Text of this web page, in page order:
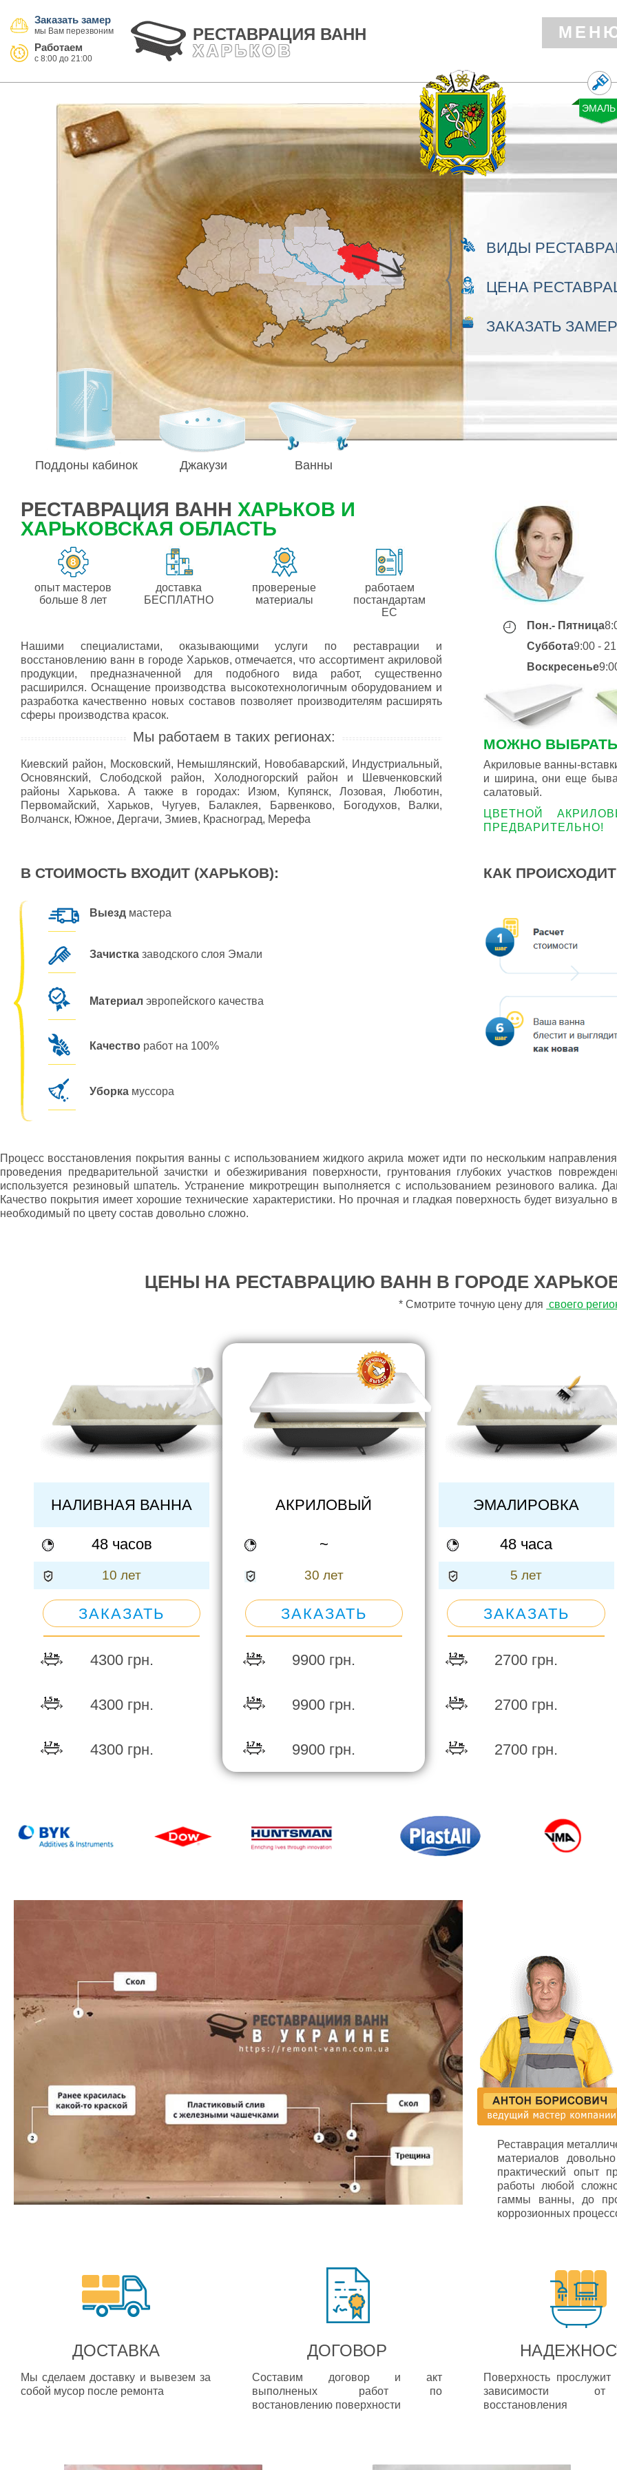
Работаем
Заказать замер
РЕСТАВРАЦИЯ ВАНН
ХАРЬКОВ
Поддоны кабинок Джакузи Ванны
ВИДЫ
ЦЕНА
ЗАКАЗАТЬ ЗАМЕР
РЕСТАВРАЦИЯ ВАНН ХАРЬКОВ И
ХАРЬКОВСКАЯ ОБЛАСТЬ
опыт мастеров
больше 8 лет
доставка
БЕСПЛАТНО
провереные
материалы
работаем
постандартам
ЕС
Нашими специалистами, оказывающими услуги по реставрации и
восстановлению ванн в городе Харьков, отмечается, что ассортимент акриловой
продукции, предназначенной для подобного вида работ, существенно
расширился. Оснащение производства высокотехнологичным оборудованием и
разработка качественно новых составов позволяет производителям расширять
сферы производства красок.
Мы работаем в таких регионах:
Киевский район, Московский, Немышлянский, Новобаварский, Индустриальный,
Основянский, Слободской район, Холодногорский район и Шевченковский
районы Харькова. А также в городах: Изюм, Купянск, Лозовая, Люботин,
Первомайский, Харьков, Чугуев, Балаклея, Барвенково, Богодухов, Валки,
Волчанск, Южное, Дергачи, Змиев, Красноград, Мерефа
Пон.- Пятница
Суббота9:00 -
Воскресенье
МОЖНО
Акриловые ванны-
и ширина, они еще
салатовый.
ЦВЕТНОЙ
ПРЕДВАРИТЕЛЬНО!
В СТОИМОСТЬ ВХОДИТ (ХАРЬКОВ):
Выездмастера
Зачистказаводского слоя Эмали
Материал эвропейского качества
Качестворабот на 100%
Уборкамуссора
КАК
Процесс восстановления покрытия ванны с использованием жидкого акрила может идти по нескольким
проведения предварительной зачистки и обезжиривания поверхности, грунтования глубоких участков
используется резиновый шпатель. Устранение микротрещин выполняется с использованием резинового валика.
Качество покрытия имеет хорошие технические характеристики. Но прочная и гладкая поверхность будет
необходимый по цвету состав довольно сложно.
ЦЕНЫ НА РЕСТАВРАЦИЮ ВАНН В ГОРОДЕ
* Смотрите точную цену для своего
НАЛИВНАЯ ВАННА
48 часов
10 лет
ЗАКАЗАТЬ
4300 грн.
4300 грн.
4300 грн.
АКРИЛОВЫЙ
ВКЛАДЫШ
~
30 лет
ЗАКАЗАТЬ
9900 грн.
9900 грн.
9900 грн.
ЭМАЛИРОВКА
48 часа
5 лет
ЗАКАЗАТЬ
2700 грн.
2700 грн.
2700 грн.
Реставрация
материалов
практический опыт
работы любой
гаммы ванны, до
коррозионных
ДОСТАВКА
Мы сделаем доставку и вывезем за
собой мусор после ремонта
ДОГОВОР
Составим договор и акт
выполненых работ по
востановлению поверхности
Поверхность
зависимости
восстановления